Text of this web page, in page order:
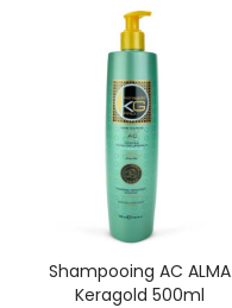
Shampooing AC ALMA
Keragold 500ml